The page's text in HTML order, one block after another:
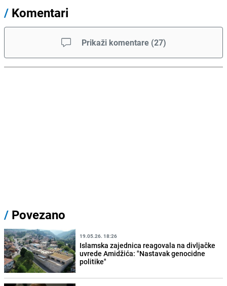
/ Komentari
Prikaži komentare (27)
/ Povezano
19.05.26. 18:26
Islamska zajednica reagovala na divljačke
uvrede Amidžića: "Nastavak genocidne
politike"